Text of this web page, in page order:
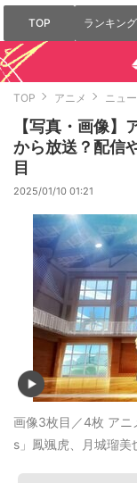
TOP ランキング
TOP アニメ ニュ
【写真・画像
から放送？配信
目
2025/01/10 01:21
画像3枚目／4枚 アニ
s」鳳颯虎、月城瑠美